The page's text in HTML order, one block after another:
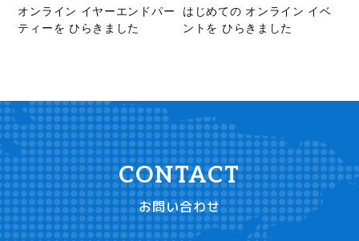
オンライン イヤーエンドパー
ティーを ひらきました
はじめての オンライン イベ
ントを ひらきました
お問い合わせ